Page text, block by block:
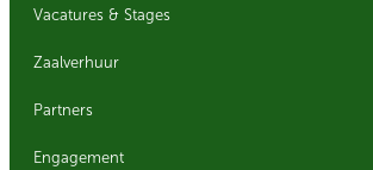
Vacatures & Stages
Zaalverhuur
Partners
Engagement